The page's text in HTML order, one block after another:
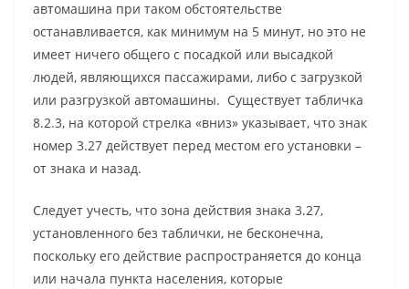
автомашина при таком обстоятельстве
останавливается, как минимум на 5 минут, но это не
имеет ничего общего с посадкой или высадкой
людей, являющихся пассажирами, либо с загрузкой
или разгрузкой автомашины. Существует табличка
8.2.3, на которой стрелка «вниз» указывает, что знак
номер 3.27 действует перед местом его установки –
от знака и назад.
Следует учесть, что зона действия знака 3.27,
установленного без таблички, не бесконечна,
поскольку его действие распространяется до конца
или начала пункта населения, которые